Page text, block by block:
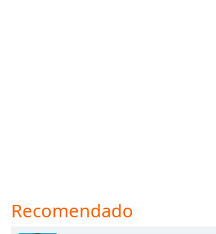
Recomendado